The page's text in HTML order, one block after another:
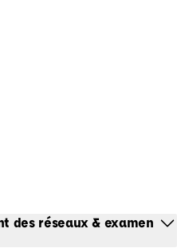
des réseaux & examen